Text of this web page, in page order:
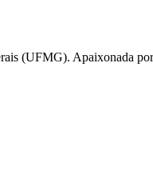
(UFMG). Apaixonada